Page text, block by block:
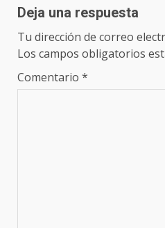
Deja una respuesta
Tu dirección de correo
Los campos obligatorios
Comentario *